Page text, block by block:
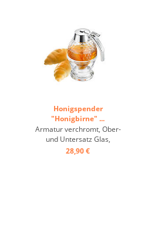
Honigspender
"Honigbirne" ...
Armatur verchromt, Ober-
und Untersatz Glas,
praktisches Einhand-
28,90 €